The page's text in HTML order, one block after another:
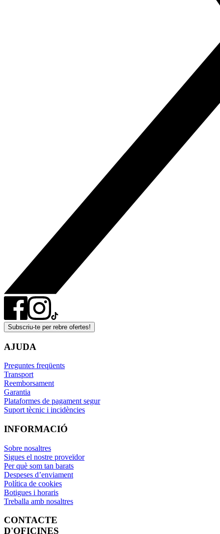
Subscriu-te per rebre ofertes!
AJUDA
Preguntes freqüents
Transport
Reemborsament
Garantia
Plataformes de pagament segur
Suport tècnic i incidències
INFORMACIÓ
Sobre nosaltres
Sigues el nostre proveïdor
Per què som tan barats
Despeses d’enviament
Política de cookies
Botigues i horaris
Treballa amb nosaltres
CONTACTE
D'OFICINES